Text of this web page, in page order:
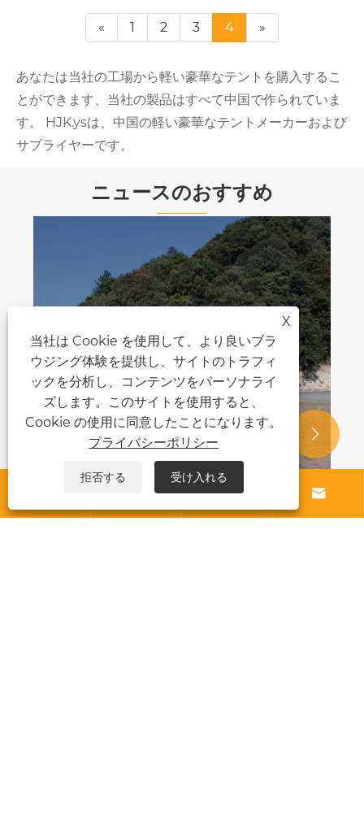
« 1 2 3 4 »
あなたは当社の工場から軽い豪華なテントを購入するこ
とができます、当社の製品はすべて中国で作られていま
す。 HJK.ysは、中国の軽い豪華なテントメーカーおよび
サプライヤーです。
ニュースのおすすめ

 
X
当社は Cookie を使用して、より良いブラ
ウジング体験を提供し、サイトのトラフィ
ックを分析し、コンテンツをパーソナライ
ズします。このサイトを使用すると、
Cookie の使用に同意したことになります。
プライバシーポリシー
拒否する 受け入れる